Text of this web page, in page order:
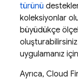
türünü
koleksiyonlar
büyüdükçe
uygulamanız
Ayrıca, Cloud